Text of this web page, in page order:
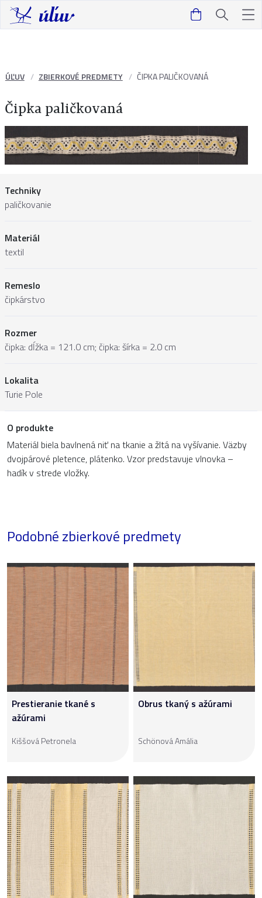
ÚĽUV ZBIERKOVÉ PREDMETY ČIPKA PALIČKOVANÁ
Čipka paličkovaná
Techniky
paličkovanie
Materiál
textil
Remeslo
čipkárstvo
Rozmer
čipka: dĺžka = 121.0 cm; čipka: šírka = 2.0 cm
Lokalita
Turie Pole
O produkte
Materiál biela bavlnená niť na tkanie a žltá na vyšívanie. Väzby
dvojpárové pletence, plátenko. Vzor predstavuje vlnovka –
hadík v strede vložky.
Podobné zbierkové predmety
Prestieranie tkané s
ažúrami
Kiššová Petronela
Obrus tkaný s ažúrami
Schönová Amália